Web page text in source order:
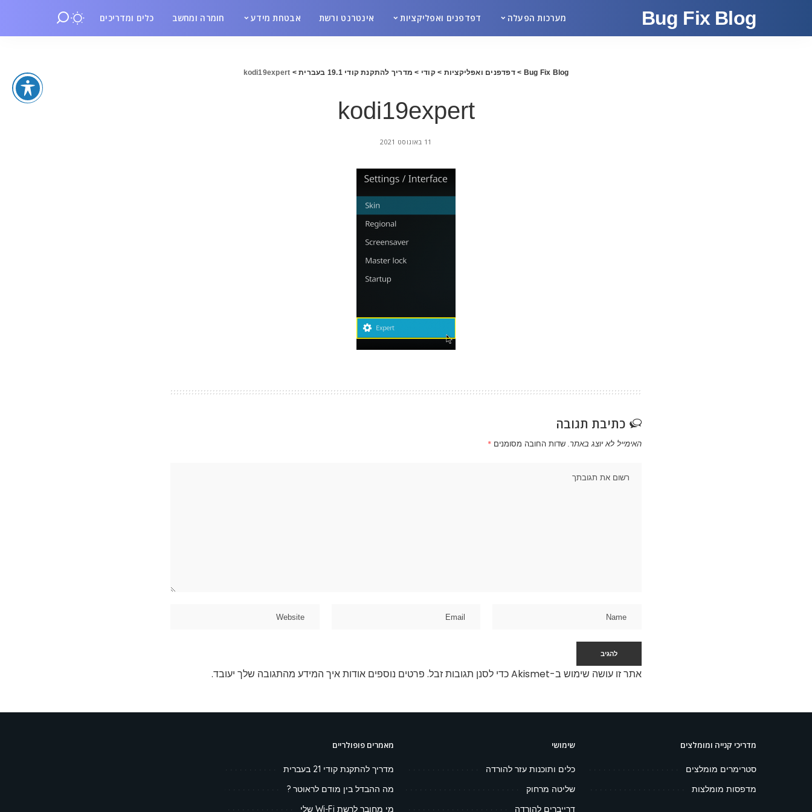
Bug Fix Blog מערכות הפעלה דפדפנים ואפליקציות אינטרנט ורשת אבטחת מידע חומרה ומחשב כלים ומדריכים
Bug Fix Blog
>דפדפנים ואפליקציות >קודי > מדריך להתקנת קודי 19.1 בעברית >
kodi19expert
kodi19expert
11 באוגוסט 2021
כתיבת תגובה
האימייל לא יוצג באתר. שדות החובה מסומנים *
אתר זו עושה שימוש ב-Akismet כדי לסנן תגובות זבל. פרטים נוספים אודות איך המידע מהתגובה שלך יעובד.
מדריכי קנייה ומומלצים
סטרימרים מומלצים
מדפסות מומלצות
שימושי
כלים ותוכנות עזר להורדה
שליטה מרחוק
דרייברים להורדה
מאמרים פופולריים
מדריך להתקנת קודי 21 בעברית
מה ההבדל בין מודם לראוטר ?
מי מחובר לרשת Wi-Fi שלי